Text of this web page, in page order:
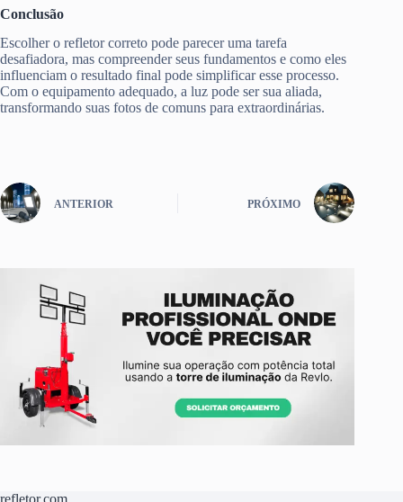
Conclusão
Escolher o refletor correto pode parecer uma tarefa
desafiadora, mas compreender seus fundamentos e como eles
influenciam o resultado final pode simplificar esse processo.
Com o equipamento adequado, a luz pode ser sua aliada,
transformando suas fotos de comuns para extraordinárias.
ANTERIOR PRÓXIMO
refletor.com